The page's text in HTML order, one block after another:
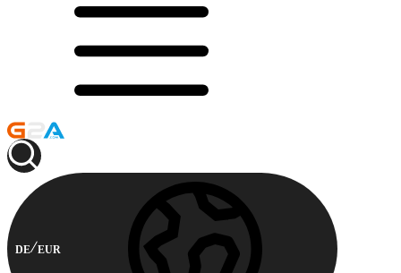
DE EUR